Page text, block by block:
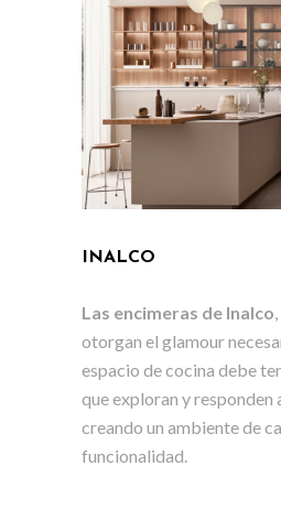
INALCO
Las encimeras de Inalco
otorgan el glamour
espacio de cocina debe
que exploran y responden
creando un ambiente de
funcionalidad.